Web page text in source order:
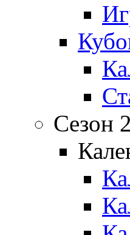
Сезон